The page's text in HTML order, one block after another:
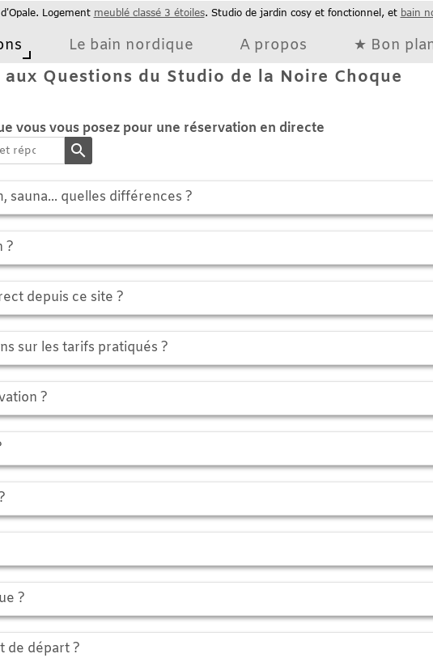
Le bain nordique A propos ★ Bon plan ★
Logementmeublé classé 3 étoiles. Studio de jardin cosy et fonctionnel, etbain nordique
Questions du Studio de la Noire Choque
vous posez pour une réservation en directe
search
quelles différences ?
ce site ?
les tarifs pratiqués ?
?